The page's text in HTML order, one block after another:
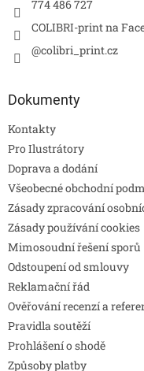
774 486 727
COLIBRI-print na
@colibri_print.cz
Dokumenty
Kontakty
Pro Ilustrátory
Doprava a dodání
Všeobecné obchodní
Zásady zpracování
Zásady používání cookies
Mimosoudní řešení sporů
Odstoupení od smlouvy
Reklamační řád
Ověřování recenzí a
Pravidla soutěží
Prohlášení o shodě
Způsoby platby